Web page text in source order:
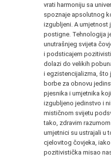
vrati harmoniju sa
spoznaje apsolutnog
izgubljeni. A umjetnost
postigne. Tehnologija
unutrašnjeg svijeta
i podsticajem
dolazi do velikih
i egzi­stencijalizma, što
borbe za obno­vu
pjesnika i umjetnika
izgubljeno jedinstvo i
mističnom svijetu
tako, zdravim razumom
umjetnici su ustrajali u
cjelovitog čovjeka,
pozitivistička misao